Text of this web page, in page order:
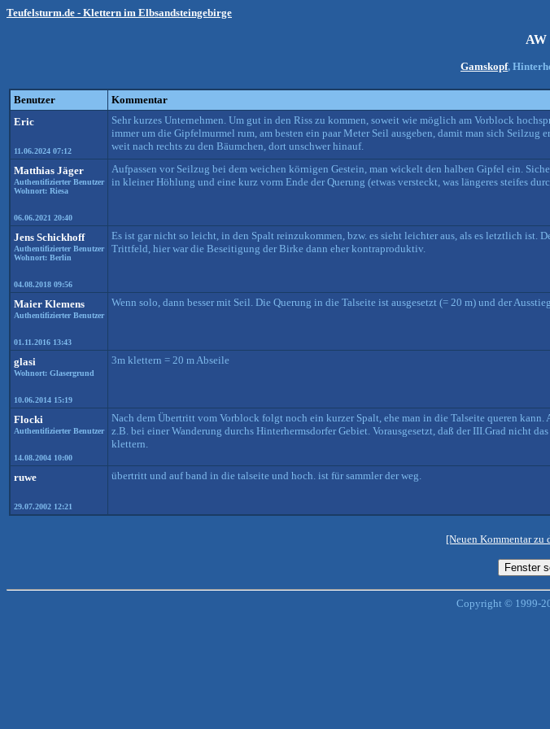
Teufelsturm.de - Klettern im Elbsandsteingebirge
AW
Gamskopf,
Benutzer Kommentar
Eric
11.06.2024 07:12
Sehr kurzes Unternehmen. Um gut in den Riss zu kommen, soweit wie möglich am Vorblock
immer um die Gipfelmurmel rum, am besten ein paar Meter Seil ausgeben, damit man sich
weit nach rechts zu den Bäumchen, dort unschwer hinauf.
Matthias Jäger
Authentifizierter Benutzer
Wohnort: Riesa
06.06.2021 20:40
Aufpassen vor Seilzug bei dem weichen körnigen Gestein, man wickelt den halben Gipfel ein.
in kleiner Höhlung und eine kurz vorm Ende der Querung (etwas versteckt, was längeres steifes
Jens Schickhoff
Authentifizierter Benutzer
Wohnort: Berlin
04.08.2018 09:56
Es ist gar nicht so leicht, in den Spalt reinzukommen, bzw. es sieht leichter aus, als es letztlich ist.
Trittfeld, hier war die Beseitigung der Birke dann eher kontraproduktiv.
Maier Klemens
Authentifizierter Benutzer
01.11.2016 13:43
Wenn solo, dann besser mit Seil. Die Querung in die Talseite ist ausgesetzt (= 20 m) und der
glasi
Wohnort: Glasergrund
10.06.2014 15:19
3m klettern = 20 m Abseile
Flocki
Authentifizierter Benutzer
14.08.2004 10:00
Nach dem Übertritt vom Vorblock folgt noch ein kurzer Spalt, ehe man in die Talseite queren
z.B. bei einer Wanderung durchs Hinterhermsdorfer Gebiet. Vorausgesetzt, daß der III.Grad nicht
klettern.
ruwe
29.07.2002 12:21
übertritt und auf band in die talseite und hoch. ist für sammler der weg.
[Neuen Kommentar zu
Copyright © 1999-